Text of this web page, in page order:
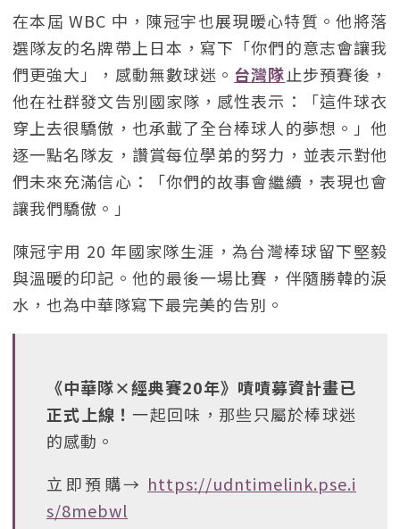
在本屆 WBC 中，陳冠宇也展現暖心特質。他將落
選隊友的名牌帶上日本，寫下「你們的意志會讓我
們更強大」，感動無數球迷。 台灣隊止步預賽後，
他在社群發文告別國家隊，感性表示：「這件球衣
穿上去很驕傲，也承載了全台棒球人的夢想。」他
逐一點名隊友，讚賞每位學弟的努力，並表示對他
們未來充滿信心：「你們的故事會繼續，表現也會
讓我們驕傲。」
陳冠宇用 20 年國家隊生涯，為台灣棒球留下堅毅
與溫暖的印記。他的最後一場比賽，伴隨勝韓的淚
水，也為中華隊寫下最完美的告別。
《中華隊×經典賽20年》嘖嘖募資計畫已
正式上線！一起回味，那些只屬於棒球迷
的感動。
立即預購→ https://udntimelink.pse.i
s/8mebwl